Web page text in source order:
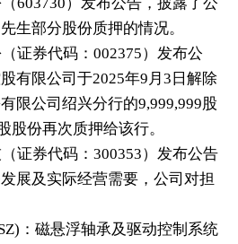
生部分股份质押的情况。
券代码：002375）发布公
有限公司于2025年9月3日解除
限公司绍兴分行的9,999,999股
股份再次质押给该行。
券代码：300353）发布公告
展及实际经营需要，公司对担
：磁悬浮轴承及驱动控制系统